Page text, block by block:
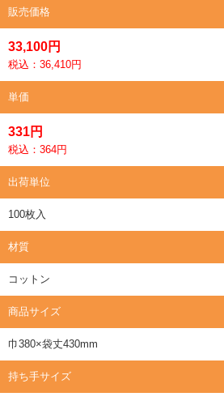
販売価格
33,100円
税込：36,410円
単価
331円
税込：364円
出荷単位
100枚入
材質
コットン
商品サイズ
巾380×袋丈430mm
持ち手サイズ